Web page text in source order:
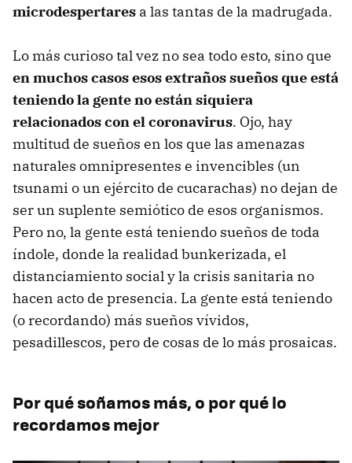
microdespertares a las tantas de la madrugada.
Lo más curioso tal vez no sea todo esto, sino que
en muchos casos esos extraños sueños que está
teniendo la gente no están siquiera
relacionados con el coronavirus. Ojo, hay
multitud de sueños en los que las amenazas
naturales omnipresentes e invencibles (un
tsunami o un ejército de cucarachas) no dejan de
ser un suplente semiótico de esos organismos.
Pero no, la gente está teniendo sueños de toda
índole, donde la realidad bunkerizada, el
distanciamiento social y la crisis sanitaria no
hacen acto de presencia. La gente está teniendo
(o recordando) más sueños vívidos,
pesadillescos, pero de cosas de lo más prosaicas.
Por qué soñamos más, o por qué lo
recordamos mejor